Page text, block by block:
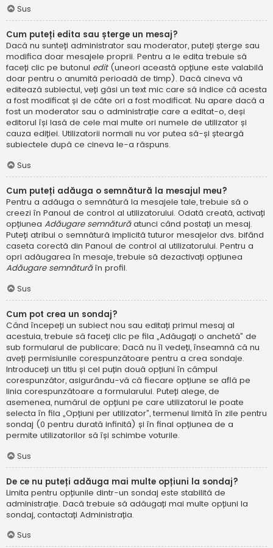
Sus
Cum puteți edita sau șterge un mesaj?
Dacă nu sunteți administrator sau moderator, puteți șterge sau
modifica doar mesajele proprii. Pentru a le edita trebuie să
faceți clic pe butonul edit (uneori această opțiune este valabilă
doar pentru o anumită perioadă de timp). Dacă cineva vă
editează subiectul, veți găsi un text mic care să indice că acesta
a fost modificat și de câte ori a fost modificat. Nu apare dacă a
fost un moderator sau o administrație care a editat-o, deși
editorul își lasă de cele mai multe ori numele de utilizator și
cauza ediției. Utilizatorii normali nu vor putea să-și șteargă
subiectele după ce cineva le-a răspuns.
Sus
Cum puteți adăuga o semnătură la mesajul meu?
Pentru a adăuga o semnătură la mesajele tale, trebuie să o
creezi în Panoul de control al utilizatorului. Odată creată, activați
opțiunea Adăugare semnăturăatunci când postați un mesaj.
Puteți atribui o semnătură implicită tuturor mesajelor dvs. bifând
caseta corectă din Panoul de control al utilizatorului. Pentru a
opri adăugarea în mesaje, trebuie să dezactivați opțiunea
Adăugare semnăturăîn profil.
Sus
Cum pot crea un sondaj?
Când începeți un subiect nou sau editați primul mesaj al
acestuia, trebuie să faceți clic pe fila „Adăugați o anchetă” de
sub formularul de publicare; Dacă nu îl vedeți, înseamnă că nu
aveți permisiunile corespunzătoare pentru a crea sondaje.
Introduceți un titlu și cel puțin două opțiuni în câmpul
corespunzător, asigurându-vă că fiecare opțiune se află pe
linia corespunzătoare a formularului. Puteți alege, de
asemenea, numărul de opțiuni pe care utilizatorul le poate
selecta în fila „Opțiuni per utilizator”, termenul limită în zile pentru
sondaj (0 pentru durată infinită) și în final opțiunea de a
permite utilizatorilor să își schimbe voturile.
Sus
De ce nu puteți adăuga mai multe opțiuni la sondaj?
Limita pentru opțiunile dintr-un sondaj este stabilită de
administrație. Dacă trebuie să adăugați mai multe opțiuni la
sondaj, contactați Administrația.
Sus